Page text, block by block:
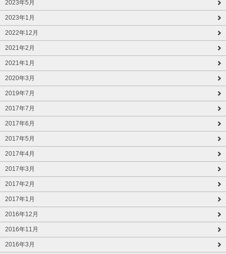
2023年5月
2023年1月
2022年12月
2021年2月
2021年1月
2020年3月
2019年7月
2017年7月
2017年6月
2017年5月
2017年4月
2017年3月
2017年2月
2017年1月
2016年12月
2016年11月
2016年3月